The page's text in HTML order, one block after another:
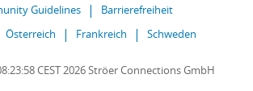
Guidelines
Barrierefreiheit
Österreich Frankreich Schweden
CEST 2026 Ströer Connections GmbH